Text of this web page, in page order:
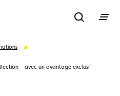
Rechercher
– avec un avantage exclusif